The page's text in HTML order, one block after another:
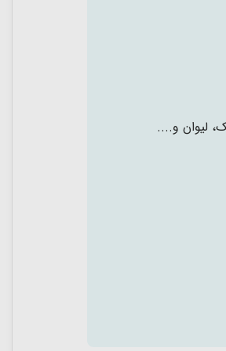
لیوان و....